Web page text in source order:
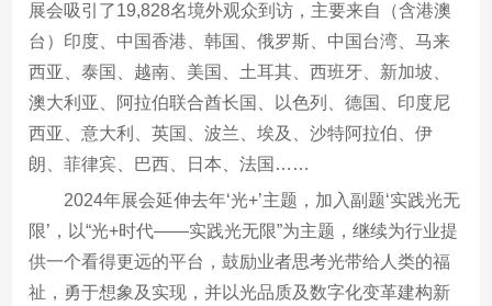
展会吸引了19,828名境外观众到访，主要来自（含港澳
台）印度、中国香港、韩国、俄罗斯、中国台湾、马来
西亚、泰国、越南、美国、土耳其、西班牙、新加坡、
澳大利亚、阿拉伯联合酋长国、以色列、德国、印度尼
西亚、意大利、英国、波兰、埃及、沙特阿拉伯、伊
朗、菲律宾、巴西、日本、法国……
2024年展会延伸去年‘光+’主题，加入副题‘实践光无
限’，以“光+时代——实践光无限”为主题，继续为行业提
供一个看得更远的平台，鼓励业者思考光带给人类的福
祉，勇于想象及实现，并以光品质及数字化变革建构新